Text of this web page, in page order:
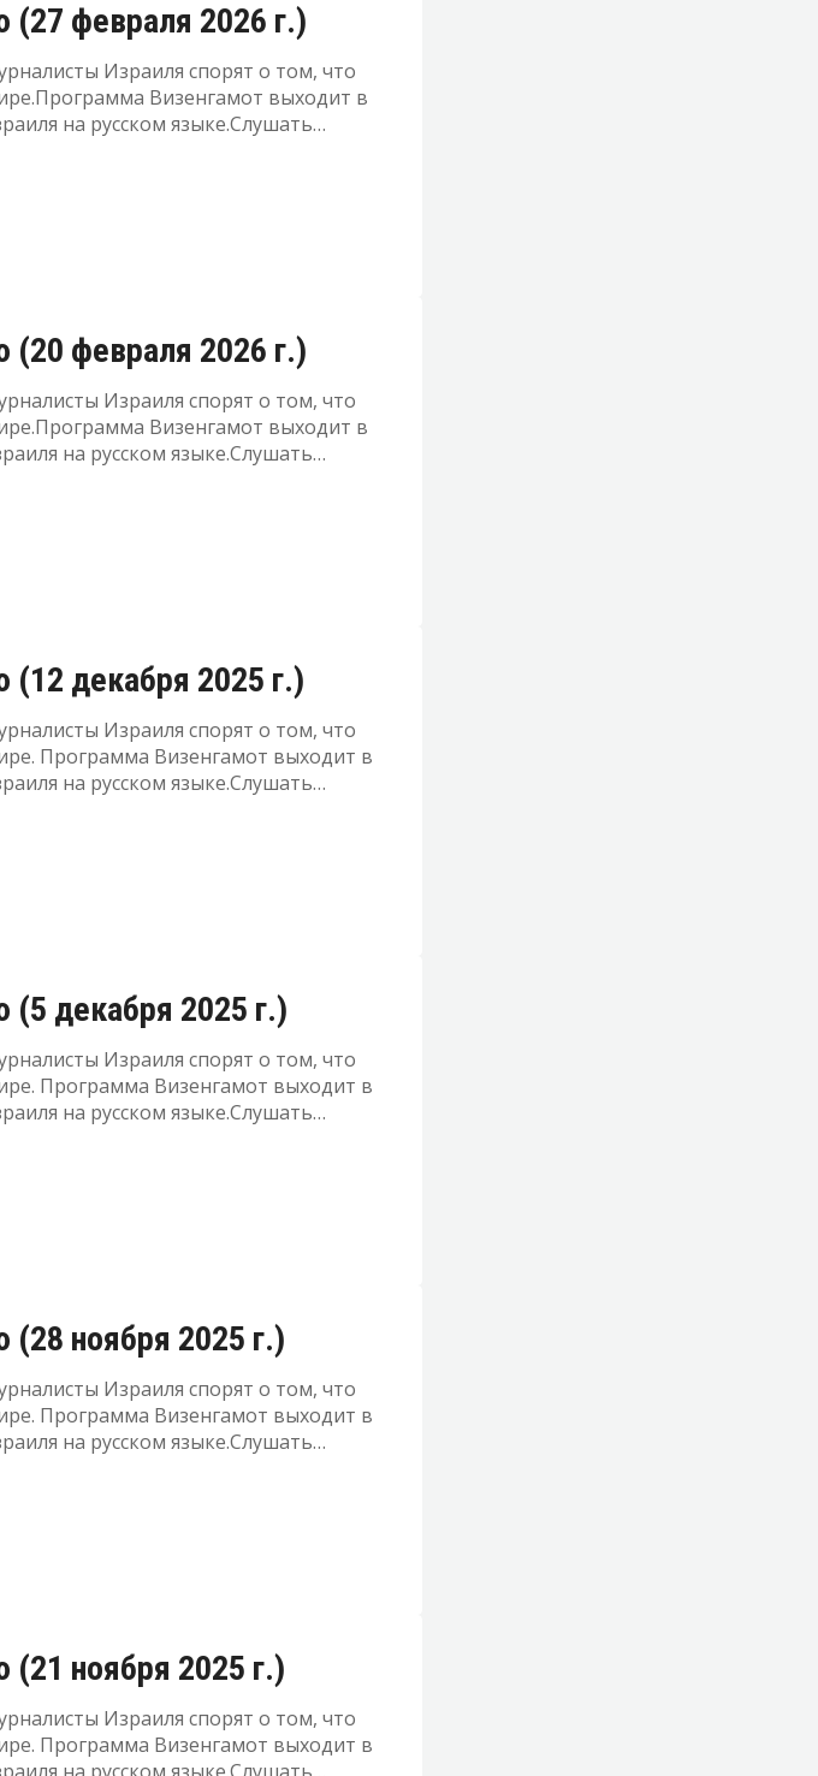
(27 февраля 2026 г.)
Израиля спорят о том, что
Визенгамот выходит в
на русском языке.Слушать
(20 февраля 2026 г.)
Израиля спорят о том, что
Визенгамот выходит в
на русском языке.Слушать
(12 декабря 2025 г.)
Израиля спорят о том, что
Программа Визенгамот выходит в
на русском языке.Слушать
(5 декабря 2025 г.)
Израиля спорят о том, что
Программа Визенгамот выходит в
на русском языке.Слушать
(28 ноября 2025 г.)
Израиля спорят о том, что
Программа Визенгамот выходит в
на русском языке.Слушать
(21 ноября 2025 г.)
Израиля спорят о том, что
Программа Визенгамот выходит в